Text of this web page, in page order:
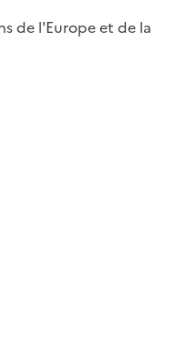
de l'Europe et de la